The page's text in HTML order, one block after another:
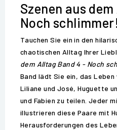
Szenen aus
Noch schlimmer!
Tauchen Sie ein in den
chaotischen Alltag Ihrer
dem Alltag Band 4 - Noch
Band lädt Sie ein, das Leben
Liliane und José, Huguette
und Fabien zu teilen. Jeder
illustrieren diese Paare mit
Herausforderungen des